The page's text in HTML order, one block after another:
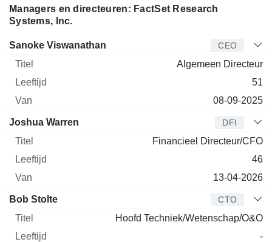
Managers en directeuren: FactSet Research
Systems, Inc.
Bedrijfsleider Titel Leeftijd
Sanoke Viswanathan CEO
Algemeen Directeur
51
08-09-2025
Joshua Warren DFI
Financieel Directeur/CFO
46
13-04-2026
Bob Stolte CTO
Hoofd Techniek/Wetenschap/O&O
-